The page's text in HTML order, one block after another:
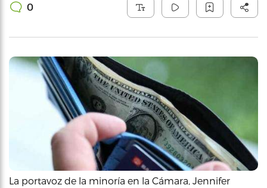
0
La portavoz de la minoría en la Cámara, Jennifer